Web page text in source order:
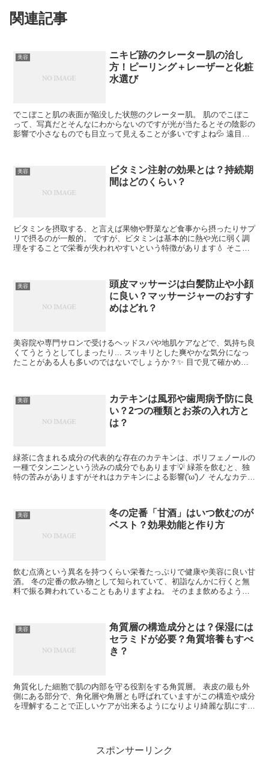
関連記事
美容
ニキビ跡のクレーター肌の治し
方！ピーリング＋レーザーと化粧
水選び
でこぼこと肌の表面が陥没した状態のクレーター肌。 肌のでこぼこ
って、写真だとそんなにわからないのですが光が当たるとその陰影の
影響で小さなものでも目立って見えることが多いですよね💦 遠目で
美容
ビタミン注射の効果とは？持続期
間はどのくらい？
ビタミンを摂取する、と言えば果物や野菜など食事から摂ったりサプ
リで摂るのが一般的。 ですが、ビタミンは基本的に熱や光に弱く調
理をすることで栄養が失われやすいという特徴があります💧 そこ
美容
頭皮マッサージは白髪防止や小顔
に良い？マッサージャーのおすす
めはどれ？
美容院や専門サロンで受けるヘッドスパや地肌ケアなどで、気持ち良
くてうとうとしてしまったり... スッキリとした爽やかな気分になっ
たことがある人も多いのではないでしょうか？✨ 目で見て確かめる
美容
カテキンは風邪や歯周病予防に良
い？2つの種類とお茶の入れ方と
は？
緑茶に含まれる成分の代表的な存在のカテキンは、ポリフェノールの
一種でタンニンという渋みの成分でもあります💡 緑茶を飲むと、独
特の苦みがありますがそれはカテキンによる影響('ω')ノ そんなカテキ
美容
冬の定番「甘酒」はいつ飲むのが
ベスト？効果効能と作り方
飲む点滴という異名を持つくらい栄養たっぷりで健康や美容に良い甘
酒。 冬の定番の飲み物として知られていて、初詣なんかに行くと無
料で振る舞われていることもありますよね。 そのまま飲めるように
美容
角質層の構造成分とは？保湿には
セラミドが必要？角質培養もすべ
き？
角質化した細胞で肌の内部を守る役割をする角質層。 表皮の最も外
側にある部分で、角化層や角層とも呼ばれていますがこの構造や成分
を理解することで正しいケアが出来るようになりより綺麗な肌にする
スポンサーリンク